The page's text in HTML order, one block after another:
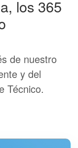
los 365
de nuestro
y del
Técnico.